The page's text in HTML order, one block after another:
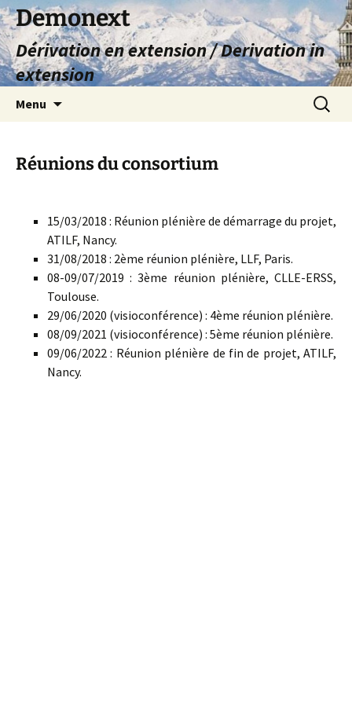
Aller
au
contenu
Demonext
Dérivation en extension / Derivation in
extension
Menu
Réunions du consortium
15/03/2018 : Réunion plénière de démarrage du projet,
ATILF, Nancy.
31/08/2018 : 2ème réunion plénière, LLF, Paris.
08-09/07/2019 : 3ème réunion plénière, CLLE-ERSS,
Toulouse.
29/06/2020 (visioconférence) : 4ème réunion plénière.
08/09/2021 (visioconférence) : 5ème réunion plénière.
09/06/2022 : Réunion plénière de fin de projet, ATILF,
Nancy.